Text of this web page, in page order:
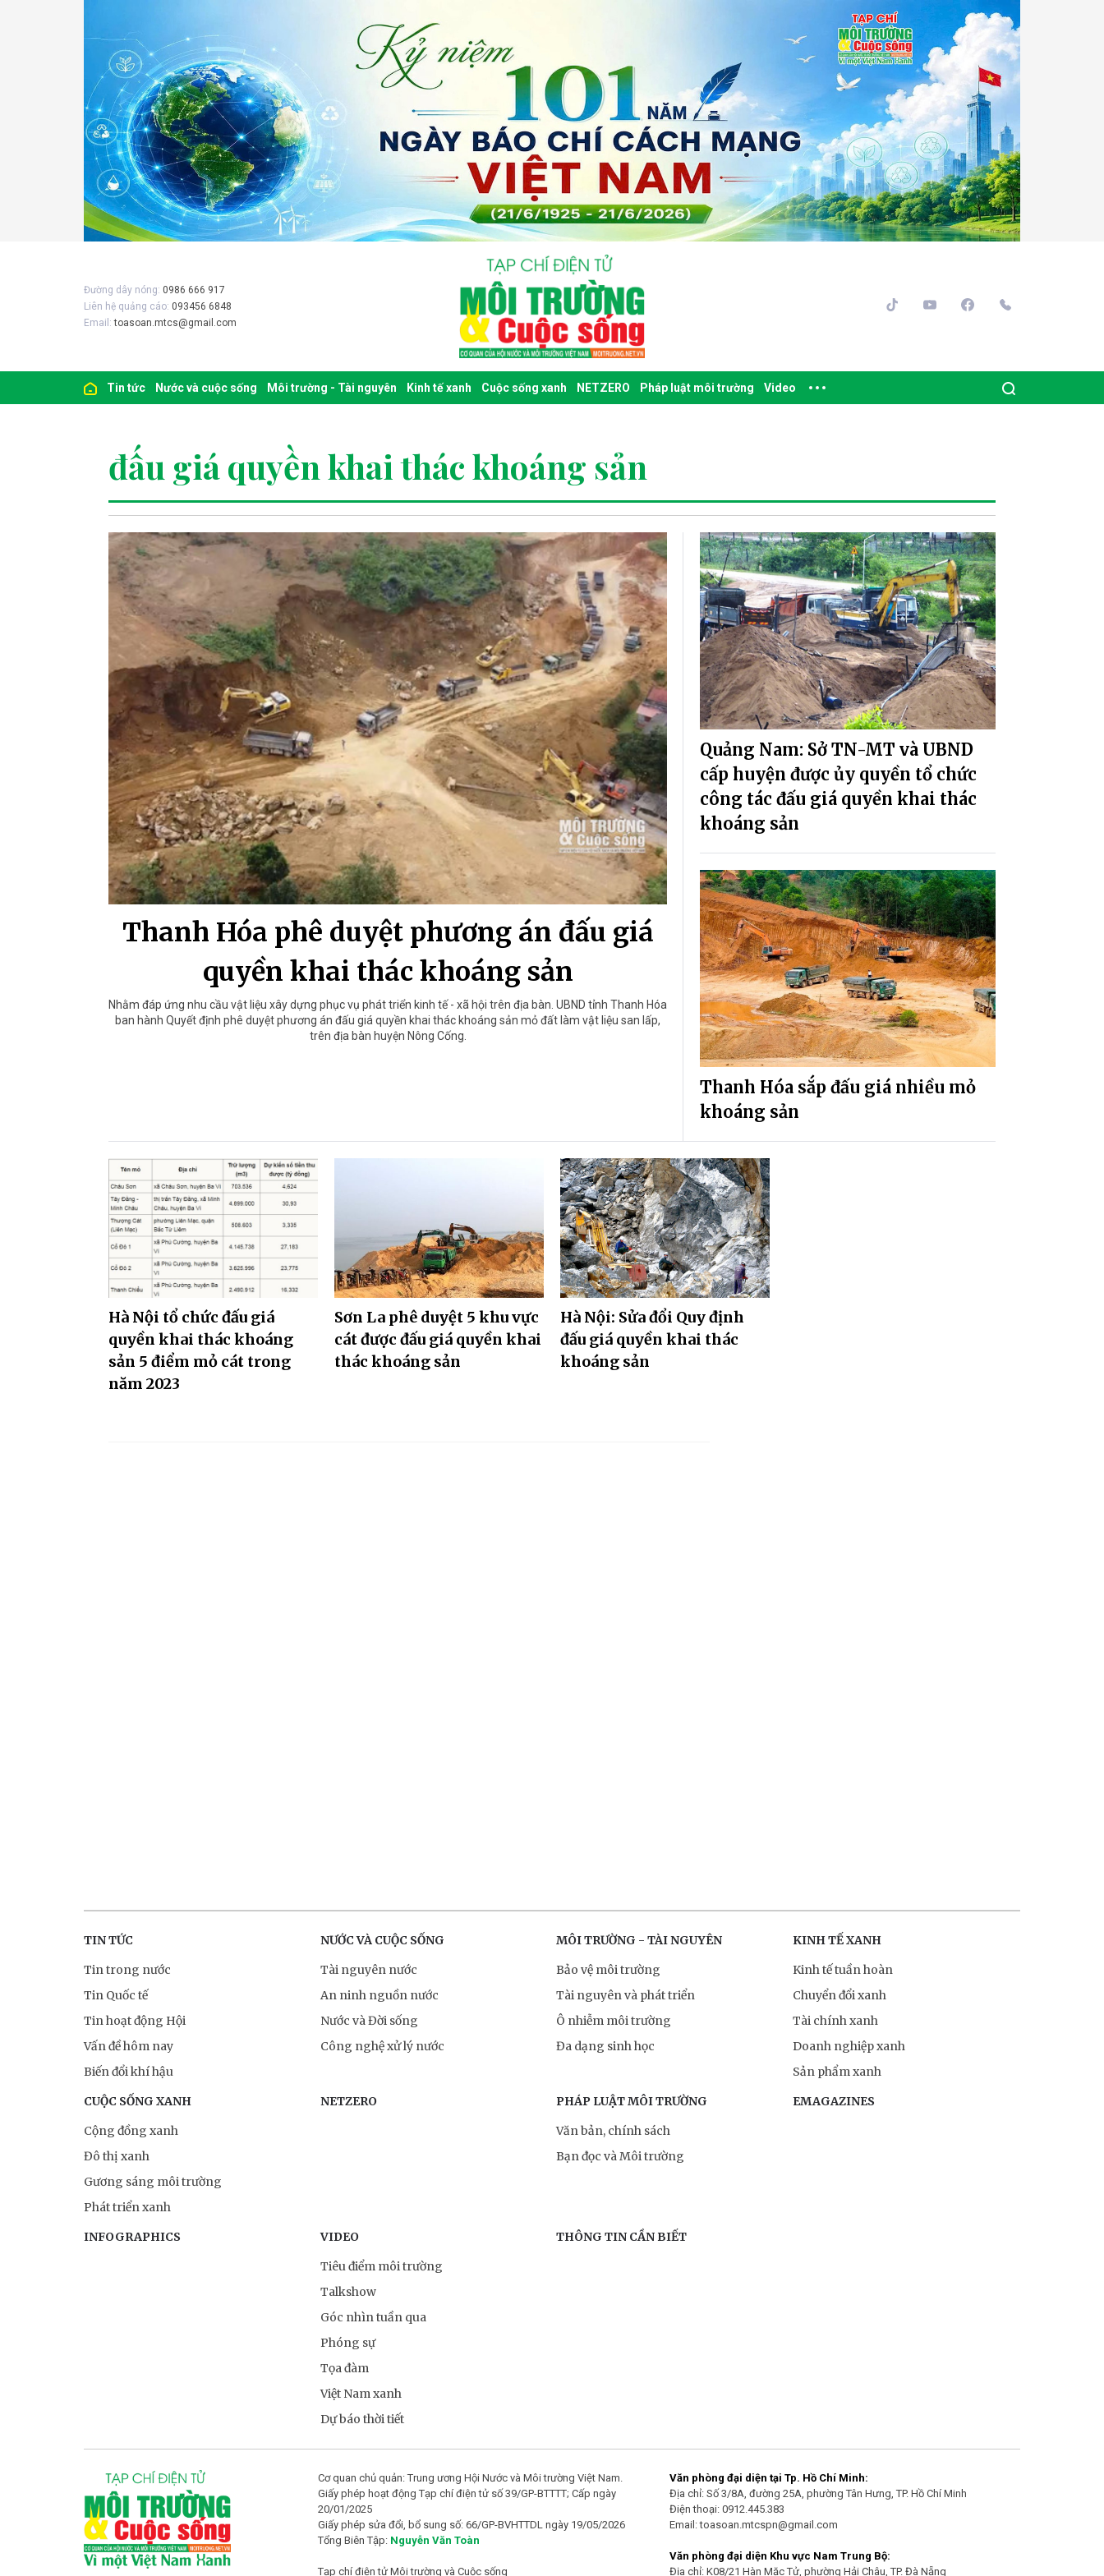
Đường dây nóng: 0986 666 917
Liên hệ quảng cáo: 093456 6848
Email:toasoan.mtcs@gmail.com
Tin tức Nước và cuộc sống Môi trường - Tài nguyên Kinh tế xanh Cuộc sống xanh NETZERO Pháp luật môi trường Video
đấu giá quyền khai thác khoáng sản
Thanh Hóa phê duyệt phương án đấu giá
quyền khai thác khoáng sản
Nhằm đáp ứng nhu cầu vật liệu xây dựng phục vụ phát triển kinh tế - xã hội trên địa bàn. UBND tỉnh Thanh Hóa
ban hành Quyết định phê duyệt phương án đấu giá quyền khai thác khoáng sản mỏ đất làm vật liệu san lấp,
trên địa bàn huyện Nông Cống.
Quảng Nam: Sở TN-MT và UBND
cấp huyện được ủy quyền tổ chức
công tác đấu giá quyền khai thác
khoáng sản
Thanh Hóa sắp đấu giá nhiều mỏ
khoáng sản
Hà Nội tổ chức đấu giá
quyền khai thác khoáng
sản 5 điểm mỏ cát trong
năm 2023
Sơn La phê duyệt 5 khu vực
cát được đấu giá quyền khai
thác khoáng sản
Hà Nội: Sửa đổi Quy định
đấu giá quyền khai thác
khoáng sản
TIN TỨC
Tin trong nước
Tin Quốc tế
Tin hoạt động Hội
Vấn đề hôm nay
Biến đổi khí hậu
NƯỚC VÀ CUỘC SỐNG
Tài nguyên nước
An ninh nguồn nước
Nước và Đời sống
Công nghệ xử lý nước
MÔI TRƯỜNG - TÀI NGUYÊN
Bảo vệ môi trường
Tài nguyên và phát triển
Ô nhiễm môi trường
Đa dạng sinh học
KINH TẾ XANH
Kinh tế tuần hoàn
Chuyển đổi xanh
Tài chính xanh
Doanh nghiệp xanh
Sản phẩm xanh
CUỘC SỐNG XANH
Cộng đồng xanh
Đô thị xanh
Gương sáng môi trường
Phát triển xanh
NETZERO
PHÁP LUẬT MÔI TRƯỜNG
Văn bản, chính sách
Bạn đọc và Môi trường
EMAGAZINES
INFOGRAPHICS
VIDEO
Tiêu điểm môi trường
Talkshow
Góc nhìn tuần qua
Phóng sự
Tọa đàm
Việt Nam xanh
Dự báo thời tiết
THÔNG TIN CẦN BIẾT
Cơ quan chủ quản: Trung ương Hội Nước và Môi trường Việt Nam.
Giấy phép hoạt động Tạp chí điện tử số 39/GP-BTTTT; Cấp ngày
20/01/2025
Giấy phép sửa đổi, bổ sung số: 66/GP-BVHTTDL ngày 19/05/2026
Tổng Biên Tập: Nguyễn Văn Toàn
Tạp chí điện tử Môi trường và Cuộc sống
Văn phòng đại diện tại Tp. Hồ Chí Minh:
Địa chỉ: Số 3/8A, đường 25A, phường Tân Hưng, TP. Hồ Chí Minh
Điện thoại: 0912.445.383
Email: toasoan.mtcspn@gmail.com
Văn phòng đại diện Khu vực Nam Trung Bộ:
Địa chỉ: K08/21 Hàn Mặc Tử, phường Hải Châu, TP. Đà Nẵng